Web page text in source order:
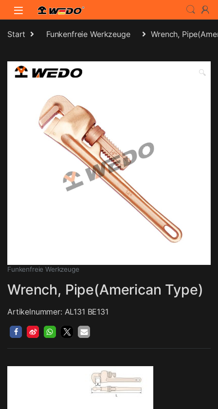
Skip to navigation
Skip to content
Start Funkenfreie Werkzeuge Wrench,
🔍
Funkenfreie Werkzeuge
Wrench, Pipe(American Type)
Artikelnummer: AL131 BE131